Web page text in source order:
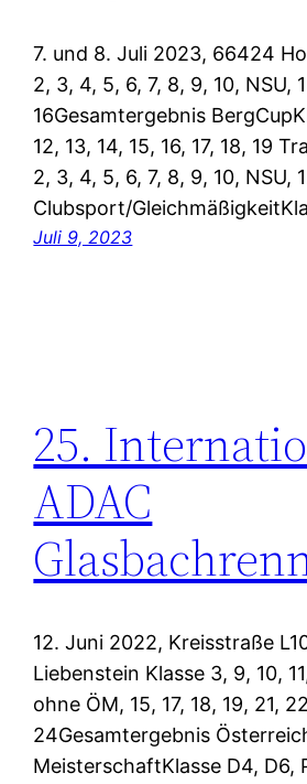
7. und 8. Juli 2023, 66424
2, 3, 4, 5, 6, 7, 8, 9, 10, NSU,
16Gesamtergebnis
12, 13, 14, 15, 16, 17, 18, 19
2, 3, 4, 5, 6, 7, 8, 9, 10, NSU,
Clubsport/
Juli 9, 2023
25.
ADAC
12. Juni 2022, Kreisstraße
Liebenstein Klasse 3, 9, 10,
ohne ÖM, 15, 17, 18, 19, 21,
24Gesamtergebnis
MeisterschaftKlasse D4, D6,